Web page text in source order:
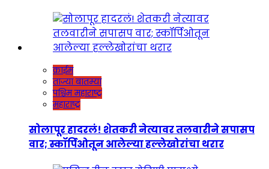
क्राईम
ताज्या बातम्या
पश्चिम महाराष्ट्र
महाराष्ट्र
सोलापूर हादरलं! शेतकरी नेत्यावर तलवारीने सपासप
वार; स्कॉर्पिओतून आलेल्या हल्लेखोरांचा थरार